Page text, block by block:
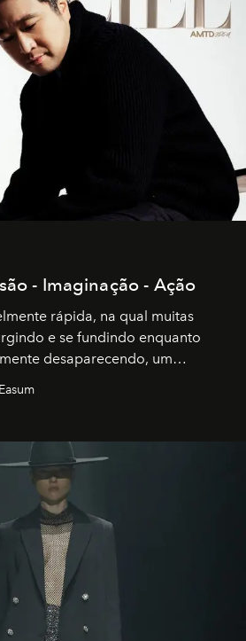
- Imaginação - Ação
rápida, na qual muitas
e se fundindo enquanto
desaparecendo, um
caminho para muitos
claro senso de missão na vida e